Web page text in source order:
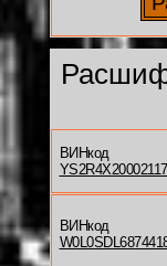
ВИНкод
ВИНкод